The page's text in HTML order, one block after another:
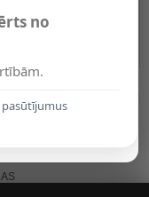
no
pasūtījumus